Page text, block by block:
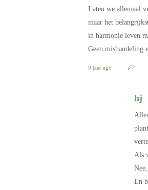
Laten we allemaal
maar het
in harmonie leven
Geen mishandeling
9 jaar ago
hj
Als
En